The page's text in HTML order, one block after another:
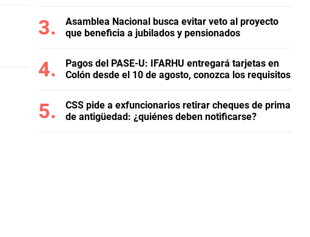
Asamblea Nacional busca evitar veto al proyecto
que beneficia a jubilados y pensionados
Pagos del PASE-U: IFARHU entregará tarjetas en
Colón desde el 10 de agosto, conozca los requisitos
CSS pide a exfuncionarios retirar cheques de prima
de antigüedad: ¿quiénes deben notificarse?